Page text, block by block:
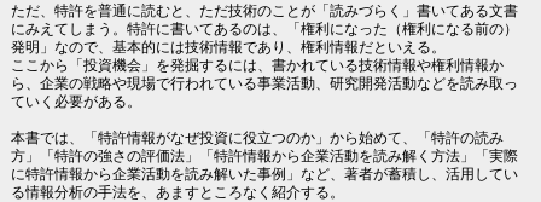
ただ、特許を普通に読むと、ただ技術のことが「読みづらく」書いてある文書
にみえてしまう。特許に書いてあるのは、「権利になった（権利になる前の）
発明」なので、基本的には技術情報であり、権利情報だといえる。
ここから「投資機会」を発掘するには、書かれている技術情報や権利情報か
ら、企業の戦略や現場で行われている事業活動、研究開発活動などを読み取っ
ていく必要がある。
本書では、「特許情報がなぜ投資に役立つのか」から始めて、「特許の読み
方」「特許の強さの評価法」「特許情報から企業活動を読み解く方法」「実際
に特許情報から企業活動を読み解いた事例」など、著者が蓄積し、活用してい
る情報分析の手法を、あますところなく紹介する。